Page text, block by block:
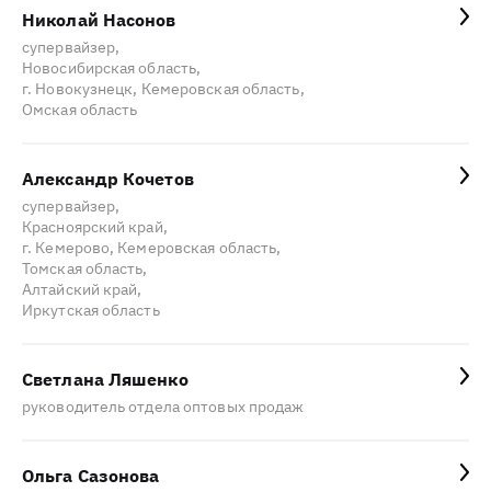
Николай Насонов
супервайзер,
Новосибирская область,
г. Новокузнецк, Кемеровская область,
Омская область
Александр Кочетов
супервайзер,
Красноярский край,
г. Кемерово, Кемеровская область,
Томская область,
Алтайский край,
Иркутская область
Светлана Ляшенко
руководитель отдела оптовых продаж
Ольга Сазонова